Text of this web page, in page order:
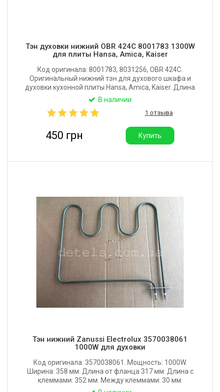
Тэн духовки нижний OBR 424C 8001783 1300W
для плиты Hansa, Amica, Kaiser
Код оригинала: 8001783, 8031256, OBR 424C.
Оригинальный нижний тэн для духового шкафа и
духовки кухонной плиты Hansa, Amica, Kaiser. Длина
от фланца: 365 мм. Ширина: 350 мм. Мощность:
В наличии
1 отзыва
450 грн Купить
Тэн нижний Zanussi Electrolux 3570038061
1000W для духовки
Код оригинала: 3570038061. Мощность: 1000W.
Ширина: 358 мм. Длина от фланца 317 мм. Длина с
клеммами: 352 мм. Между клеммами: 30 мм.
Производитель: Backer (Польша)